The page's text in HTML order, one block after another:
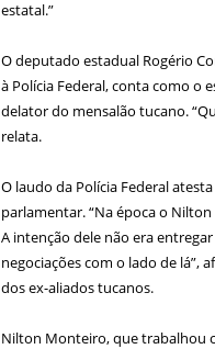
estatal.”
O deputado estadual Rogério
à Polícia Federal, conta como o
delator do mensalão tucano.
relata.
O laudo da Polícia Federal
parlamentar. “Na época o
A intenção dele não era
negociações com o lado de lá”,
dos ex-aliados tucanos.
Nilton Monteiro, que trabalhou